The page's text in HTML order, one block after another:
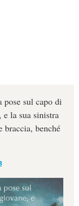
pose sul capo di
la sua sinistra
braccia, benché